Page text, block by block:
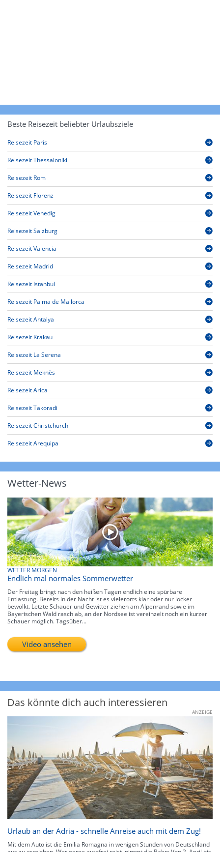
Beste Reisezeit beliebter Urlaubsziele
Reisezeit Paris
Reisezeit Thessaloniki
Reisezeit Rom
Reisezeit Florenz
Reisezeit Venedig
Reisezeit Salzburg
Reisezeit Valencia
Reisezeit Madrid
Reisezeit Istanbul
Reisezeit Palma de Mallorca
Reisezeit Antalya
Reisezeit Krakau
Reisezeit La Serena
Reisezeit Meknès
Reisezeit Arica
Reisezeit Takoradi
Reisezeit Christchurch
Reisezeit Arequipa
Wetter-News
WETTER MORGEN
Endlich mal normales Sommerwetter
Der Freitag bringt nach den heißen Tagen endlich eine spürbare
Entlastung. Bereits in der Nacht ist es vielerorts klar oder nur locker
bewölkt. Letzte Schauer und Gewitter ziehen am Alpenrand sowie im
Bayerischen Wald rasch ab, an der Nordsee ist vereinzelt noch ein kurzer
Schauer möglich. Tagsüber...
Video ansehen
Das könnte dich auch interessieren
ANZEIGE
Urlaub an der Adria - schnelle Anreise auch mit dem Zug!
Mit dem Auto ist die Emilia Romagna in wenigen Stunden von Deutschland